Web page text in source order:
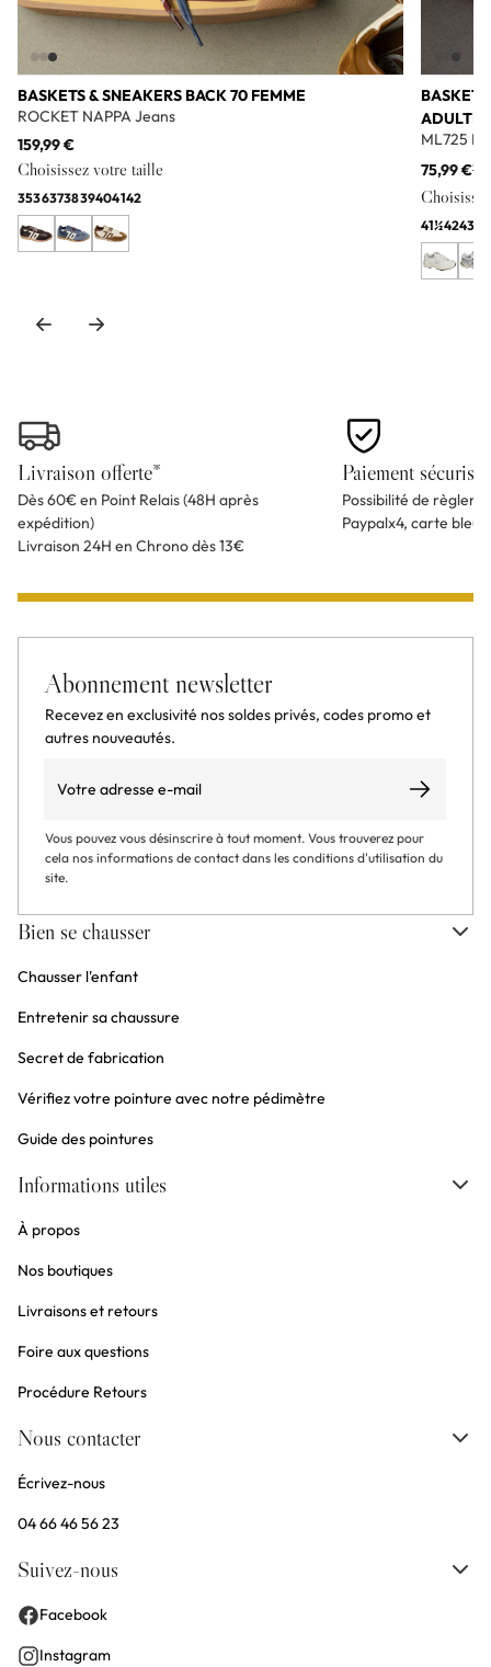
BASKETS & SNEAKERS BACK 70 FEMME
ROCKET NAPPA Jeans
159,99 €
Choisissez votre taille
3536373839404142
ADULTE
ML725
75,99 €
41½4243
Livraison offerte*
Dès 60€ en Point Relais (48H après
expédition)
Livraison 24H en Chrono dès 13€
Paiement sécurisé
Possibilité de
Paypalx4, carte
Abonnement newsletter
Recevez en exclusivité nos soldes privés, codes promo et
autres nouveautés.
S’abonner
Vous pouvez vous désinscrire à tout moment. Vous trouverez pour
cela nos informations de contact dans les conditions d'utilisation du
site.
Bien se chausser
Chausser l'enfant
Entretenir sa chaussure
Secret de fabrication
Vérifiez votre pointure avec notre pédimètre
Guide des pointures
Informations utiles
À propos
Nos boutiques
Livraisons et retours
Foire aux questions
Procédure Retours
Nous contacter
Écrivez-nous
04 66 46 56 23
Suivez-nous
Facebook
Instagram